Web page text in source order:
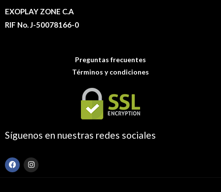
EXOPLAY ZONE C.A
RIF No. J-50078166-0
Preguntas frecuentes
Términos y condiciones
Síguenos en nuestras redes sociales
F
a
c
I
n
s